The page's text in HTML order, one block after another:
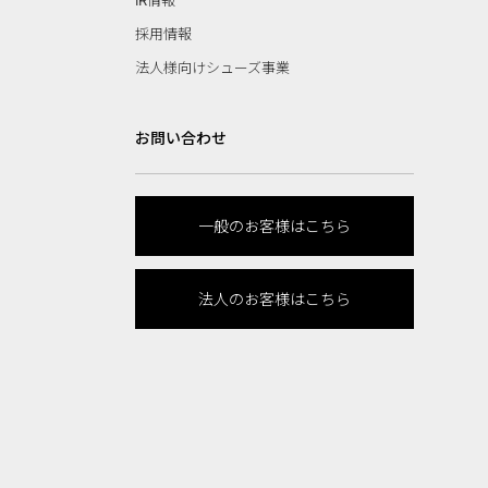
採用情報
法人様向けシューズ事業
お問い合わせ
一般のお客様はこちら
法人のお客様はこちら